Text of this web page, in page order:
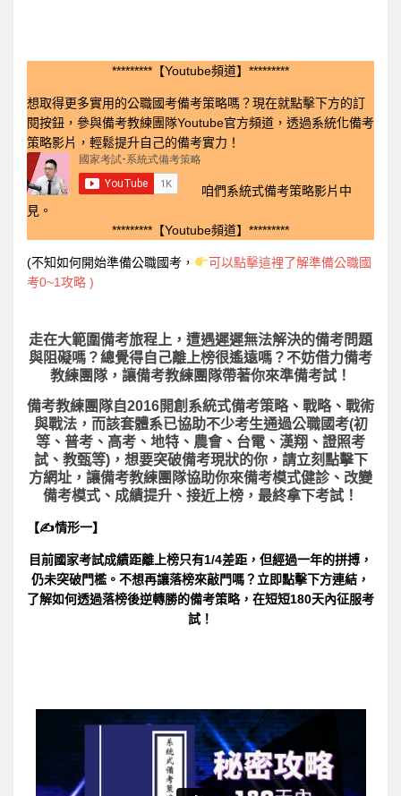
*********【Youtube頻道】*********
想取得更多實用的公職國考備考策略嗎？現在就點擊下方的訂
閱按鈕，參與備考教練團隊Youtube官方頻道，透過系統化備考
策略影片，輕鬆提升自己的備考實力！
咱們系統式備考策略影片中
見。
*********【Youtube頻道】*********
(不知如何開始準備公職國考，
可以點擊這裡了解準備公職國
考0~1攻略 )
走在大範圍備考旅程上， 遭遇遲遲無法解決的備考問題
與阻礙嗎？總覺得自己離上榜很遙遠嗎？不妨借力備考
教練團隊，讓備考教練團隊帶著你來準備考試！
備考教練團隊自2016開創系統式備考策略、戰略、戰術
與戰法，而該套體系已協助不少考生通過公職國考(初
等、普考、高考、地特、農會、台電、漢翔、證照考
試、教甄等)，想要突破備考現狀的你，請立刻點擊下
方網址，讓備考教練團隊協助你來備考模式健診、改變
備考模式、成績提升、接近上榜，最終拿下考試！
【✍情形一】
目前國家考試成績距離上榜只有1/4差距，但經過一年的拼搏，
仍未突破門檻。不想再讓落榜來敲門嗎？立即點擊下方連結，
了解如何透過落榜後逆轉勝的備考策略，在短短180天內征服考
試！